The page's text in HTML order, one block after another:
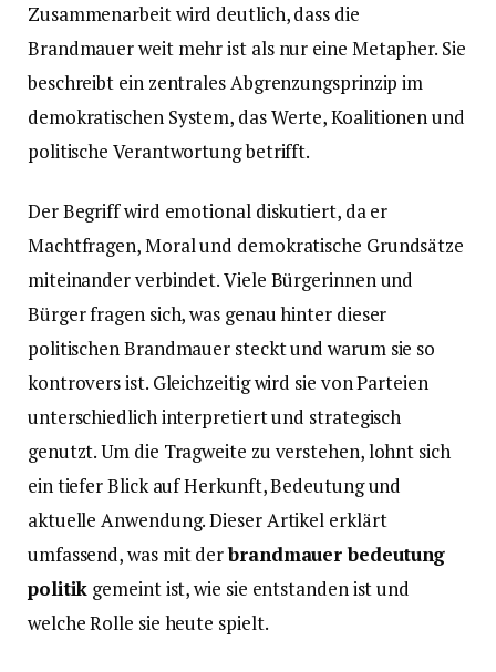
Zusammenarbeit wird deutlich, dass die
Brandmauer weit mehr ist als nur eine Metapher. Sie
beschreibt ein zentrales Abgrenzungsprinzip im
demokratischen System, das Werte, Koalitionen und
politische Verantwortung betrifft.
Der Begriff wird emotional diskutiert, da er
Machtfragen, Moral und demokratische Grundsätze
miteinander verbindet. Viele Bürgerinnen und
Bürger fragen sich, was genau hinter dieser
politischen Brandmauer steckt und warum sie so
kontrovers ist. Gleichzeitig wird sie von Parteien
unterschiedlich interpretiert und strategisch
genutzt. Um die Tragweite zu verstehen, lohnt sich
ein tiefer Blick auf Herkunft, Bedeutung und
aktuelle Anwendung. Dieser Artikel erklärt
umfassend, was mit derbrandmauer bedeutung
politik gemeint ist, wie sie entstanden ist und
welche Rolle sie heute spielt.